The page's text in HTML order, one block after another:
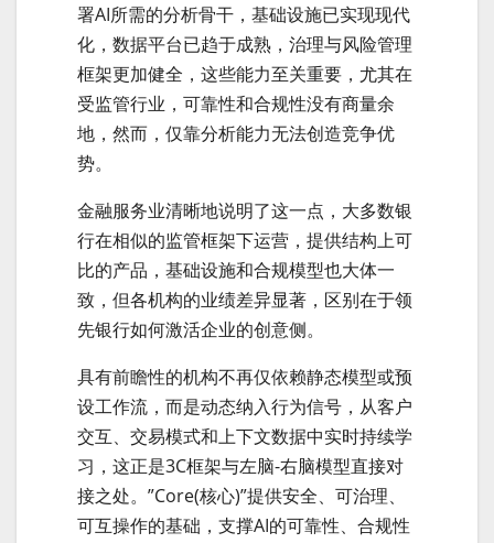
署AI所需的分析骨干，基础设施已实现现代
化，数据平台已趋于成熟，治理与风险管理
框架更加健全，这些能力至关重要，尤其在
受监管行业，可靠性和合规性没有商量余
地，然而，仅靠分析能力无法创造竞争优
势。
金融服务业清晰地说明了这一点，大多数银
行在相似的监管框架下运营，提供结构上可
比的产品，基础设施和合规模型也大体一
致，但各机构的业绩差异显著，区别在于领
先银行如何激活企业的创意侧。
具有前瞻性的机构不再仅依赖静态模型或预
设工作流，而是动态纳入行为信号，从客户
交互、交易模式和上下文数据中实时持续学
习，这正是3C框架与左脑-右脑模型直接对
接之处。”Core(核心)”提供安全、可治理、
可互操作的基础，支撑AI的可靠性、合规性